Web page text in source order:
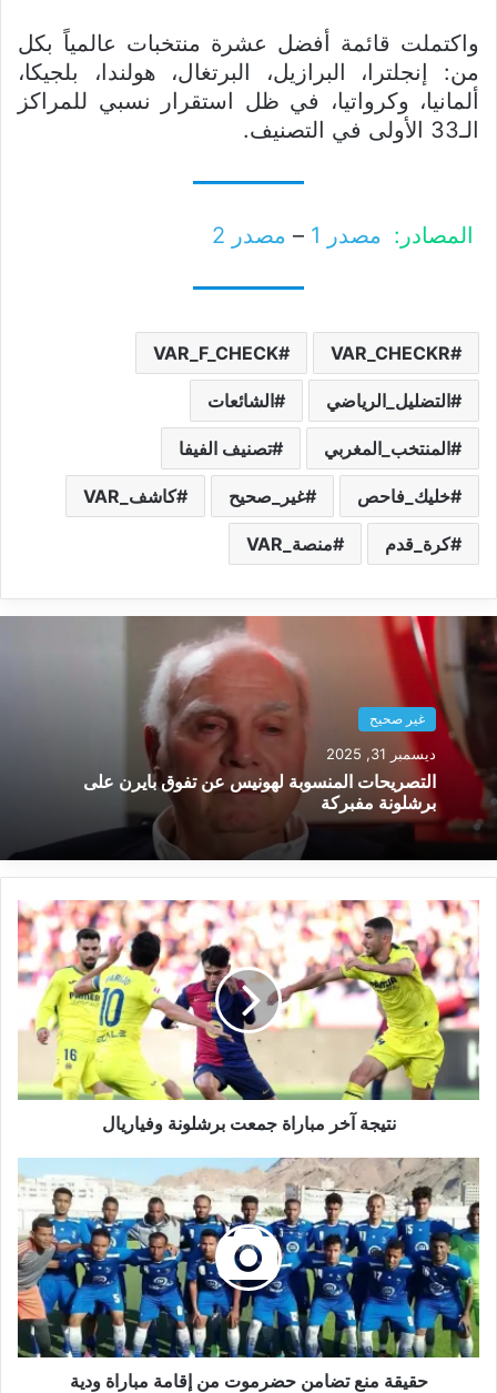
واكتملت قائمة أفضل عشرة منتخبات عالمياً بكل
من: إنجلترا، البرازيل، البرتغال، هولندا، بلجيكا،
ألمانيا، وكرواتيا، في ظل استقرار نسبي للمراكز
الـ33 الأولى في التصنيف.
المصادر: مصدر 1 – مصدر 2
VAR_CHECKR
VAR_F_CHECK
التضليل_الرياضي الشائعات
المنتخب_المغربي تصنيف الفيفا
خليك_فاحص غير_صحيح كاشف_VAR
كرة_قدم منصة_VAR
غير صحيح
ديسمبر 31, 2025
التصريحات المنسوبة لهونيس عن تفوق بايرن على
برشلونة مفبركة
نتيجة آخر مباراة جمعت برشلونة وفياريال
حقيقة منع تضامن حضرموت من إقامة مباراة ودية